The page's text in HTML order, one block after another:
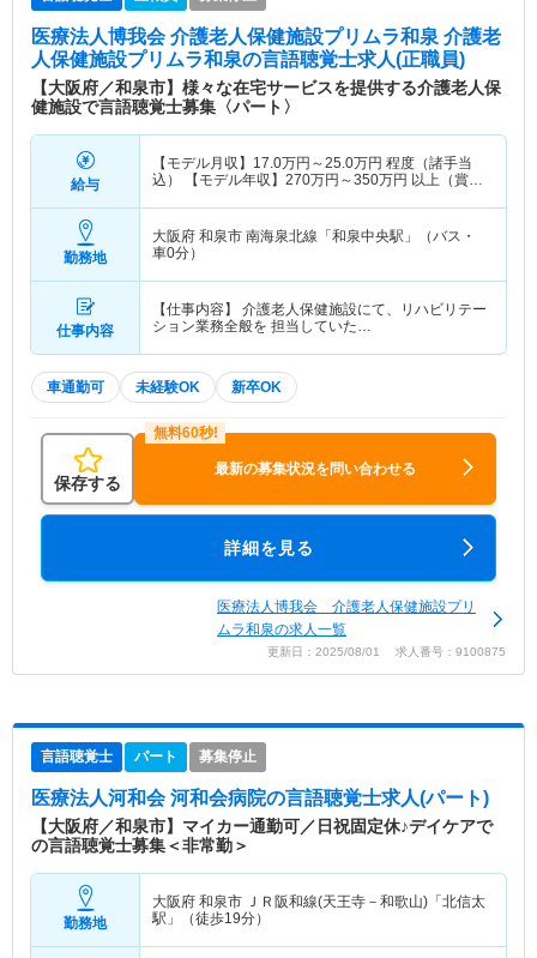
医療法人博我会 介護老人保健施設プリムラ和泉 介護老
人保健施設プリムラ和泉の言語聴覚士求人(正職員)
【大阪府／和泉市】様々な在宅サービスを提供する介護老人保
健施設で言語聴覚士募集〈パート〉
給与
【モデル月収】 17.0万円～25.0万円 程度（諸手当
込） 【モデル年収】 270万円～350万円 以上（賞与
勤務地
大阪府 和泉市 南海泉北線「和泉中央駅」（バス・
車0分）
仕事内容
【仕事内容】 介護老人保健施設にて、リハビリテー
ション業務全般を 担当していた…
車通勤可 未経験OK 新卒OK
保存する
最新の募集状況を問い合わせる
詳細を見る
医療法人博我会 介護老人保健施設プリ
ムラ和泉の求人一覧
更新日：2025/08/01 求人番号：9100875
言語聴覚士 パート 募集停止
医療法人河和会 河和会病院の言語聴覚士求人(パート)
【大阪府／和泉市】マイカー通勤可／日祝固定休♪デイケアで
の言語聴覚士募集＜非常勤＞
勤務地
大阪府 和泉市 ＪＲ阪和線(天王寺－和歌山)「北信太
駅」（徒歩19分）